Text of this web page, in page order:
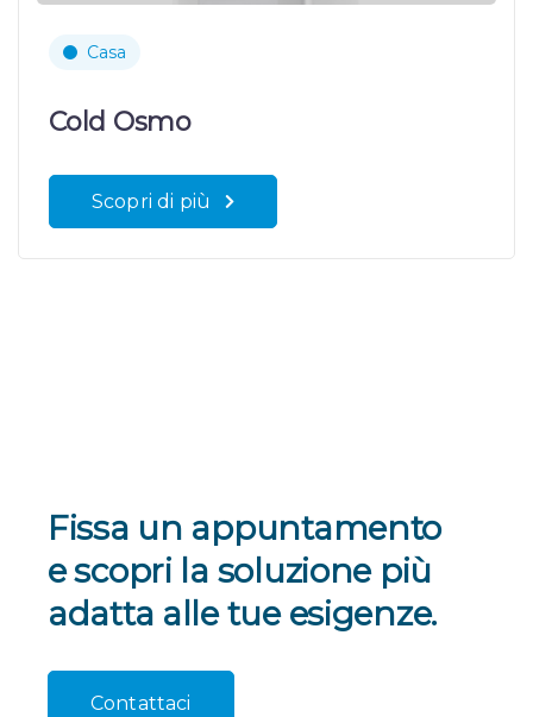
Fissa un appuntamento
e scopri la soluzione più
adatta alle tue esigenze.
Contattaci
Casa
Cold Osmo
Scopri di più